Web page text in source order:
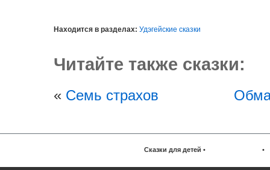
Находится в разделах: Удэгейские сказки
Читайте также сказки:
« Семь страхов
Сказки для детей • •